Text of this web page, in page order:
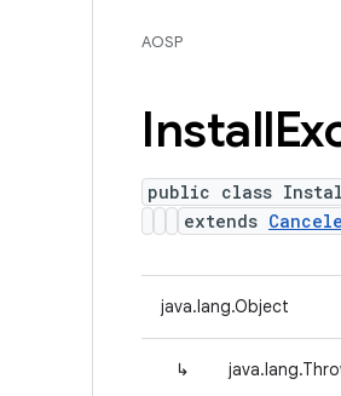
AOSP
Install
public class
extends
java.lang.Object
↳